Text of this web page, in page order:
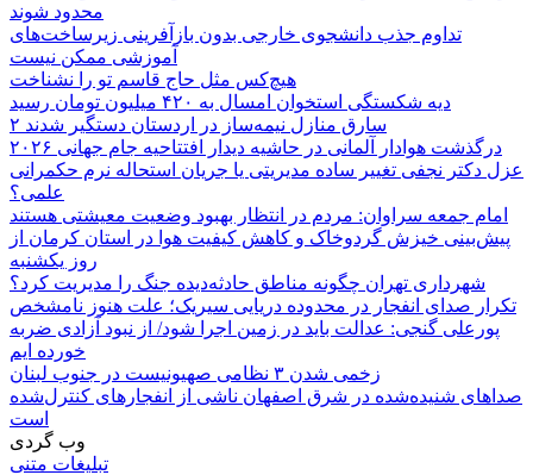
محدود شوند
تداوم جذب دانشجوی خارجی بدون بازآفرینی زیرساخت‌های
آموزشی ممکن نیست
هیچ‌کس مثل حاج قاسم تو را نشناخت
دیه شکستگی استخوان امسال به ۴۲۰ میلیون تومان رسید
۲ سارق منازل نیمه‌ساز در اردستان دستگیر شدند
درگذشت هوادار آلمانی در حاشیه دیدار افتتاحیه جام جهانی ۲۰۲۶
عزل دکتر نجفی تغییر ساده مدیریتی یا جریان استحاله نرم حکمرانی
علمی؟
امام جمعه سراوان: مردم در انتظار بهبود وضعیت معیشتی هستند
پیش‌بینی خیزش گردوخاک و کاهش کیفیت هوا در استان کرمان از
روز یکشنبه
شهرداری تهران چگونه مناطق حادثه‌دیده جنگ را مدیریت کرد؟
تکرار صدای انفجار در محدوده دریایی سیریک؛ علت هنوز نامشخص
پورعلی گنجی: عدالت باید در زمین اجرا شود/ از نبود آزادی ضربه
خورده ایم
زخمی شدن ۳ نظامی صهیونیست در جنوب لبنان
صداهای شنیده‌شده در شرق اصفهان ناشی از انفجارهای کنترل‌شده
است
وب گردی
تبلیغات متنی